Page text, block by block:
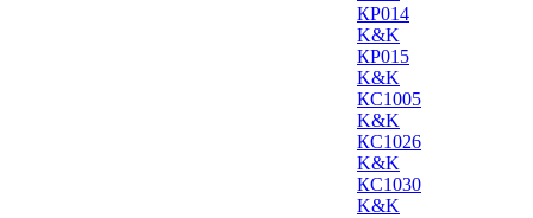
КР014
K&K
КР015
K&K
КС1005
K&K
КС1026
K&K
КС1030
K&K